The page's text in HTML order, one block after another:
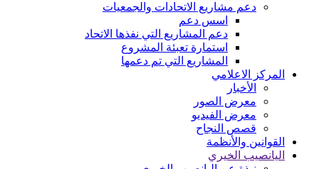
دعم مشاريع الاتحادات والجمعيات
اسس دعم
دعم المشاريع التي نفذها الاتحاد
استمارة تعبئة المشروع
المشاريع التي تم دعمها
المركز الاعلامي
الأخبار
معرض الصور
معرض الفيديو
قصص النجاح
القوانين والأنظمة
اليانصيب الخيري